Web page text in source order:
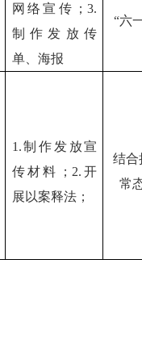
网络宣传；3.
制作发放传
单、海报
“六
1.制作发放宣
传材料；2.开
展以案释法；
结合
常